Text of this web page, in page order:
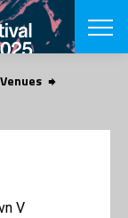
SEARCH
Danish
VINTERJAZZ
Venues
V